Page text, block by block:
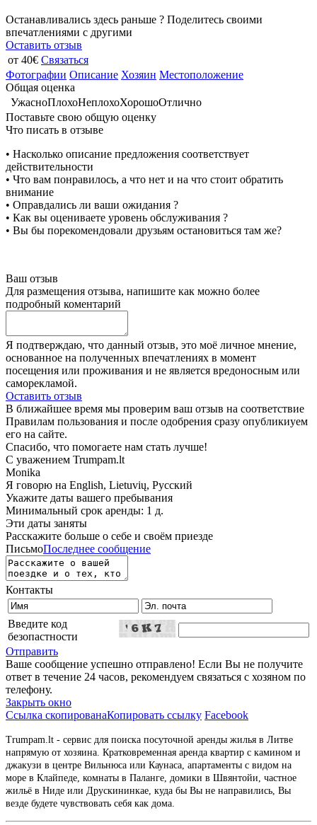
Останавливались здесь раньше ? Поделитесь своими
впечатлениями с другими
Оставить отзыв
от 40€ Связаться
Фотографии Описание Хозяин Местоположение
Общая оценка
УжасноПлохоНеплохоХорошоОтлично
Поставьте свою общую оценку
Что писать в отзыве
• Насколько описание предложения соответствует
действительности
• Что вам понравилось, а что нет и на что стоит обратить
внимание
• Оправдались ли ваши ожидания ?
• Как вы оцениваете уровень обслуживания ?
• Вы бы порекомендовали друзьям остановиться там же?
Ваш отзыв
Для размещения отзыва, напишите как можно более
подробный коментарий
Я подтверждаю, что данный отзыв, это моё личное мнение,
основанное на полученных впечатлениях в момент
посещения или проживания и не является вредоносным или
саморекламой.
Оставить отзыв
В ближайшее время мы проверим ваш отзыв на соответствие
Правилам пользования и после одобрения сразу опубликиуем
его на сайте.
Спасибо, что помогаете нам стать лучше!
С уважением Trumpam.lt
Monika
Я говорю на English, Lietuvių, Русский
Укажите даты вашего пребывания
Минимальный срок аренды: 1 д.
Эти даты заняты
Расскажите больше о себе и своём приезде
ПисьмоПоследнее сообщение
Контакты
Введите код
безопастности
Отправить
Ваше сообщение успешно отправлено! Если Вы не получите
ответ в течение 24 часов, рекомендуем связаться с хозяном по
телефону.
Закрыть окно
Ссылка скопированаКопировать ссылку Facebook
Trumpam.lt - сервис для поиска посуточной аренды жилья в Литве
напрямую от хозяина. Кратковременная аренда квартир с камином и
джакузи в центре Вильнюса или Каунаса, апартаменты с видом на
море в Клайпеде, комнаты в Паланге, домики в Швянтойи, частное
жильё в Ниде или Друскининкае, куда бы Вы не направились, Вы
везде будете чувствовать себя как дома.